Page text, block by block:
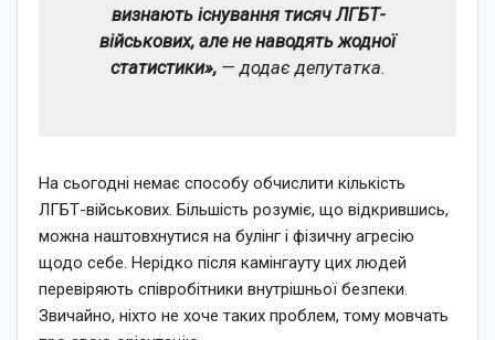
визнають існування тисяч ЛГБТ-
військових, але не наводять жодної
статистики», — додає депутатка.
На сьогодні немає способу обчислити кількість
ЛГБТ-військових. Більшість розуміє, що відкрившись,
можна наштовхнутися на булінг і фізичну агресію
щодо себе. Нерідко після камінгауту цих людей
перевіряють співробітники внутрішньої безпеки.
Звичайно, ніхто не хоче таких проблем, тому мовчать